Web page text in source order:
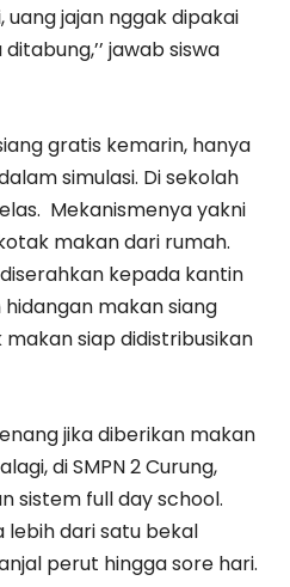
uang jajan nggak dipakai
jawab siswa
gratis kemarin, hanya
simulasi. Di sekolah
Mekanismenya yakni
makan dari rumah.
kepada kantin
makan siang
siap didistribusikan
jika diberikan makan
di SMPN 2 Curung,
sistem full day school.
dari satu bekal
perut hingga sore hari.